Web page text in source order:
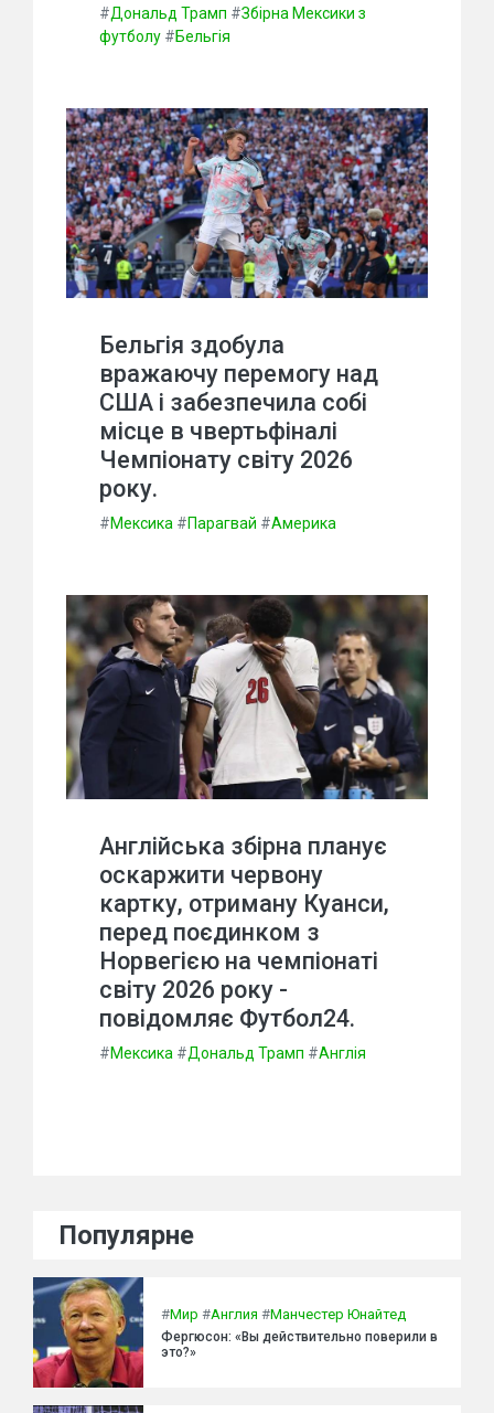
#Дональд Трамп #Збірна Мексики з
футболу #Бельгія
Бельгія здобула
вражаючу перемогу над
США і забезпечила собі
місце в чвертьфіналі
Чемпіонату світу 2026
року.
#Мексика #Парагвай #Америка
Англійська збірна планує
оскаржити червону
картку, отриману Куанси,
перед поєдинком з
Норвегією на чемпіонаті
світу 2026 року -
повідомляє Футбол24.
#Мексика #Дональд Трамп #Англія
Популярне
#Мир #Англия #Манчестер Юнайтед
Фергюсон: «Вы действительно поверили в
это?»